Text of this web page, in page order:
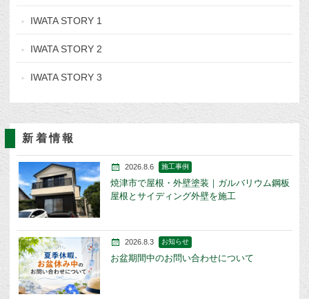
IWATA STORY 1
IWATA STORY 2
IWATA STORY 3
新着情報
2026.8.6 施工事例
焼津市で屋根・外壁塗装｜ガルバリウム鋼板
屋根とサイディング外壁を施工
2026.8.3 お知らせ
お盆期間中のお問い合わせについて